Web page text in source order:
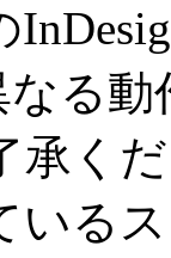
なる
承く
いる